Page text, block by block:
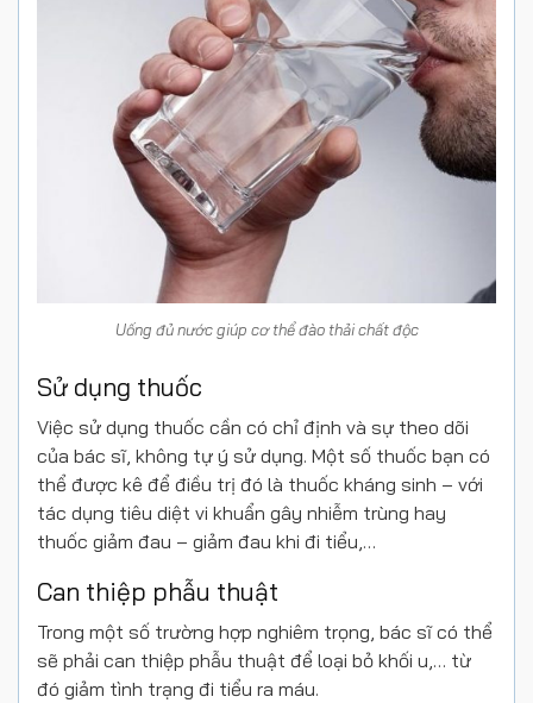
Uống đủ nước giúp cơ thể đào thải chất độc
Sử dụng thuốc
Việc sử dụng thuốc cần có chỉ định và sự theo dõi
của bác sĩ, không tự ý sử dụng. Một số thuốc bạn có
thể được kê để điều trị đó là thuốc kháng sinh – với
tác dụng tiêu diệt vi khuẩn gây nhiễm trùng hay
thuốc giảm đau – giảm đau khi đi tiểu,…
Can thiệp phẫu thuật
Trong một số trường hợp nghiêm trọng, bác sĩ có thể
sẽ phải can thiệp phẫu thuật để loại bỏ khối u,… từ
đó giảm tình trạng đi tiểu ra máu.